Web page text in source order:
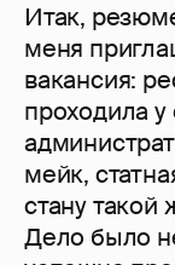
Итак,
меня
вакансия:
проходила у
мейк,
стану такой
Дело было